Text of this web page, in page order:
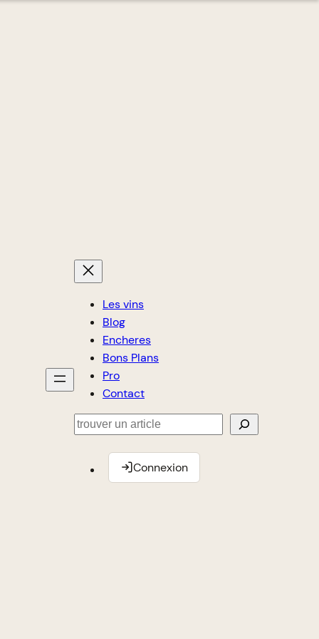
Les vins
Blog
Encheres
Bons Plans
Pro
Contact
Rechercher
Connexion